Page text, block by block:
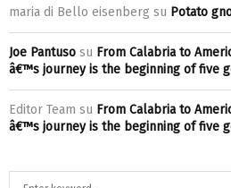
maria di Bello eisenberg su Potato
Joe Pantuso su From Calabria to
â€™s journey is the beginning of five
Editor Team su From Calabria to
â€™s journey is the beginning of five